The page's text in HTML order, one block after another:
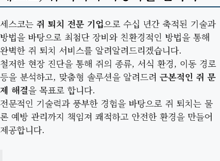
세스코는 쥐 퇴치 전문 기업으로 수십 년간 축적된 기술과
방법을 바탕으로 최첨단 장비와 친환경적인 방법을 통해
완벽한 쥐 퇴치 서비스를 알려알려드리겠습니다.
철저한 현장 진단을 통해 쥐의 종류, 서식 환경, 이동 경로
등을 분석하고, 맞춤형 솔루션을 알려드려 근본적인 쥐 문
제 해결을 목표로 합니다.
전문적인 기술력과 풍부한 경험을 바탕으로 쥐 퇴치는 물
론 예방 관리까지 책임져 쾌적하고 안전한 환경을 만들어
제공합니다.